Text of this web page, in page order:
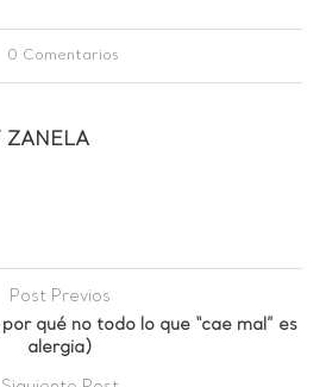
0 Comentarios
ZANELA
Post Previos
qué no todo lo que “cae mal” es
alergia)